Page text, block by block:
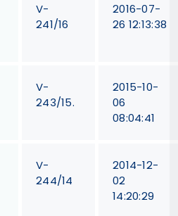
V-
241/16
2016-07-
26 12:13:38
V-
243/15.
2015-10-
06
08:04:41
V-
244/14
2014-12-
02
14:20:29